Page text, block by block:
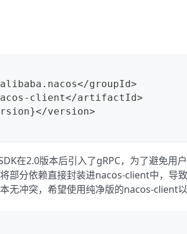
groupId>
client</artifactId>
version>
在2.0版本后引入了gRPC，为了避免用
部分依赖直接封装进nacos-client中，导
无冲突，希望使用纯净版的nacos-client